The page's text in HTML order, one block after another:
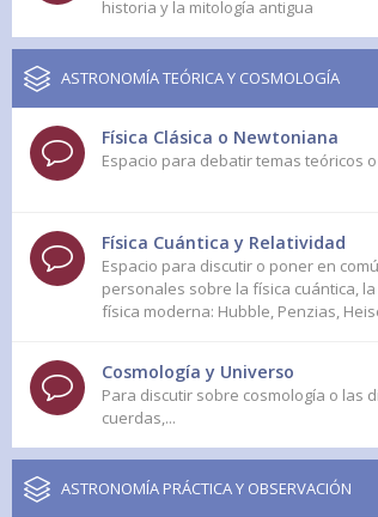
historia y la mitología antigua
ASTRONOMÍA TEÓRICA Y COSMOLOGÍA
Física Clásica o Newtoniana
Espacio para debatir temas teóricos
Física Cuántica y Relatividad
Espacio para discutir o poner en
personales sobre la física cuántica,
física moderna: Hubble, Penzias,
Cosmología y Universo
Para discutir sobre cosmología o las
cuerdas,...
ASTRONOMÍA PRÁCTICA Y OBSERVACIÓN